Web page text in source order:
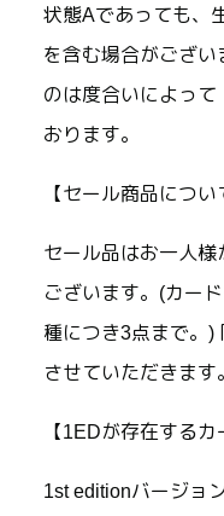
状態Aであっても、
を含む場合がござ
のは度合いによっ
おります。
【セール商品につい
セール品はお一人
ございます。(カー
種につき3点まで。)
させていただきます
【1EDが存在するカ
1st editionバージョ